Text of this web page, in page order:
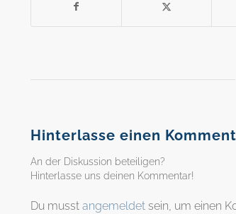
Hinterlasse einen
An der Diskussion beteiligen?
Hinterlasse uns deinen Kommentar!
Du musst angemeldet sein, um einen